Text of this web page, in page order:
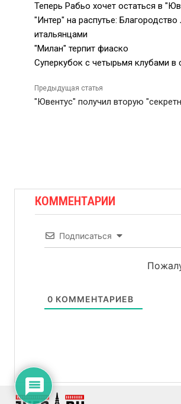
Теперь Рабьо хочет остаться в
"Интер" на распутье:
итальянцами
"Милан" терпит фиаско
Суперкубок с четырьмя клубами
Предыдущая статья
"Ювентус" получил вторую
КОММЕНТАРИИ
Подписаться
0 КОММЕНТАРИЕВ